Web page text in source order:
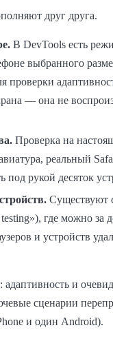
друг друга.
В DevTools есть
выбранного
проверки
— она не
Проверка на
реальный
под рукой десяток
Существуют
где можно за
и устройств
адаптивность и
сценарии
и один Android).